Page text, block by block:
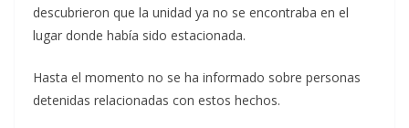
descubrieron que la unidad ya no se encontraba en el
lugar donde había sido estacionada.
Hasta el momento no se ha informado sobre personas
detenidas relacionadas con estos hechos.